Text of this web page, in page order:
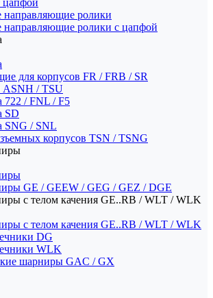
ролики
ролики с цапфой
для корпусов FR / FRB / SR
/ TSU
722 / FNL / F5
SD
SNG / SNL
корпусов TSN / TSNG
GE / GEEW / GEG / GEZ / DGE
с телом качения GE..RB / WLT / WLK
с телом качения GE..RB / WLT / WLK
DG
WLK
шарниры GAC / GX